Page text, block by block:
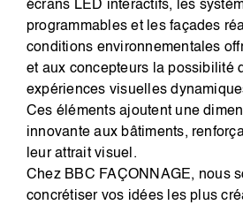
écrans LED interactifs, les
programmables et les façades
conditions environnementales
et aux concepteurs la possibilité
expériences visuelles
Ces éléments ajoutent une
innovante aux bâtiments,
leur attrait visuel.
Chez BBC FAÇONNAGE, nous
concrétiser vos idées les plus